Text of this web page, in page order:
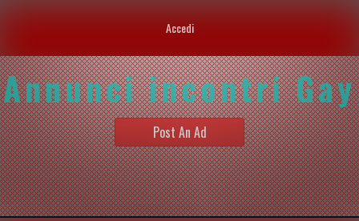
Accedi
Annunci incontri Gay
Post An Ad